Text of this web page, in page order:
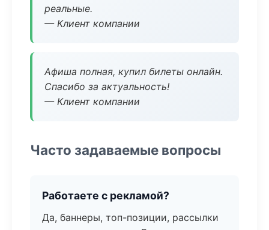
реальные.
— Клиент компании
Афиша полная, купил билеты онлайн.
Спасибо за актуальность!
— Клиент компании
Часто задаваемые вопросы
Работаете с рекламой?
Да, баннеры, топ-позиции, рассылки